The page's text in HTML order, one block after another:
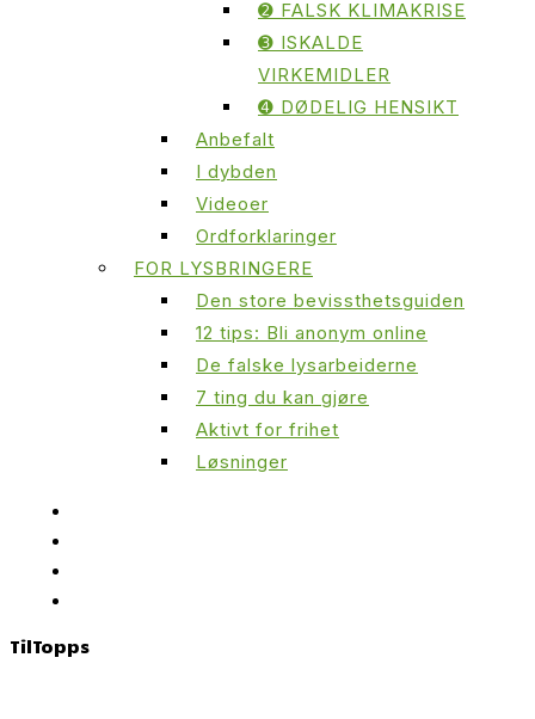
➋ FALSK KLIMAKRISE
➌ ISKALDE
VIRKEMIDLER
➍ DØDELIG HENSIKT
Anbefalt
I dybden
Videoer
Ordforklaringer
FOR LYSBRINGERE
Den store bevissthetsguiden
12 tips: Bli anonym online
De falske lysarbeiderne
7 ting du kan gjøre
Aktivt for frihet
Løsninger
TilTopps